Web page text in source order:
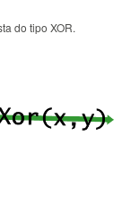
do tipo XOR.